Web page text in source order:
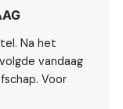
Na het
vandaag
Voor